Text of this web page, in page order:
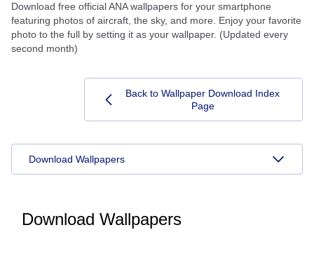
Download free official ANA wallpapers for your smartphone
featuring photos of aircraft, the sky, and more. Enjoy your favorite
photo to the full by setting it as your wallpaper. (Updated every
second month)
Back to Wallpaper Download Index
Page
Download Wallpapers
Download Wallpapers